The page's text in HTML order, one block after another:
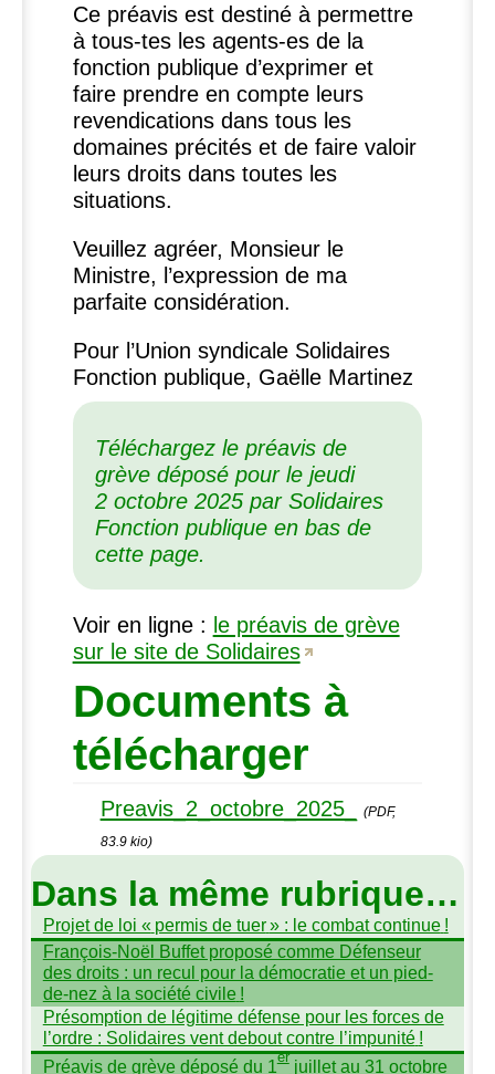
Ce préavis est destiné à permettre
à tous-tes les agents-es de la
fonction publique d’exprimer et
faire prendre en compte leurs
revendications dans tous les
domaines précités et de faire valoir
leurs droits dans toutes les
situations.
Veuillez agréer, Monsieur le
Ministre, l’expression de ma
parfaite considération.
Pour l’Union syndicale Solidaires
Fonction publique, Gaëlle Martinez
Téléchargez le préavis de
grève déposé pour le jeudi
2 octobre 2025 par Solidaires
Fonction publique en bas de
cette page.
Voir en ligne : le préavis de grève
sur le site de Solidaires
Documents à
télécharger
Preavis_2_octobre_2025_
(PDF,
83.9 kio)
Dans la même rubrique…
Projet de loi « permis de tuer» : le combat continue !
François-Noël Buffet proposé comme Défenseur
des droits : un recul pour la démocratie et un pied-
de-nez à la société civile !
Présomption de légitime défense pour les forces de
l’ordre : Solidaires vent debout contre l’impunité !
Préavis de grève déposé du 1erjuillet au 31 octobre